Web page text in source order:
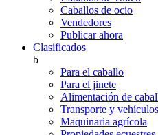
Caballos de ocio
Vendedores
Publicar ahora
Clasificados
b
Para el caballo
Para el jinete
Alimentación de
Transporte y vehículos
Maquinaria agrícola